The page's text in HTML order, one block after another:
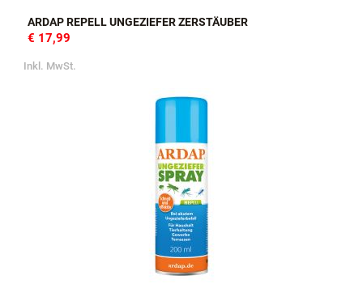
ARDAP REPELL UNGEZIEFER ZERSTÄUBER
€ 17,99
Inkl. MwSt.